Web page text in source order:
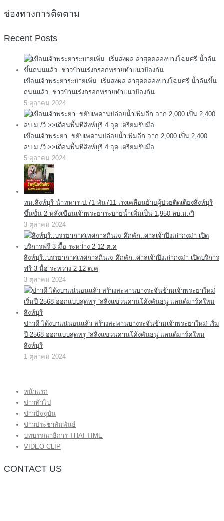
ช่องทางการติดตาม
Recent Posts
เขื่อนเจ้าพระยาระบายเพิ่ม..เริ่มส่งผล ล่าสุดคลองบางโฉมศรี น้ำล้นขึ้น
ถนนแล้ว..ชาวบ้านเร่งกรอกทรายทำแนวป้องกัน
5 ตุลาคม 2024
เขื่อนเจ้าพระยา..ขยับเพดานปล่อยน้ำเพิ่มอีก จาก 2,000 เป็น 2,400
ลบ.ม./วิ >>เตือนพื้นที่สิงห์บุรี 4 จุด เตรียมรับมือ
5 ตุลาคม 2024
ทม.สิงห์บุรี นำทหาร ป.71 พัน711 เร่งเคลื่อนย้ายผู้ป่วยติดเตียงสิงห์บุรี
ขึ้นชั้น 2 หลังเขื่อนเจ้าพระยาระบายน้ำเพิ่มเป็น 1,950 ลบ.ม./วิ
3 ตุลาคม 2024
สิงห์บุรี..บรรยากาศเทศกาลกินเจ คึกคัก..ศาลเจ้าปึงเถ่ากงม่า เปิดบริการ
ฟรี 3 มื้อ ระหว่าง 2-12 ต.ค
3 ตุลาคม 2024
ข่าวดี ได้งบฯแน่นอนแล้ว สร้างสะพานบางระจันข้ามเจ้าพระยาใหม่ เริ่ม
ปี 2568 ออกแบบสุดหรู “สลิงแขวนคานโค้งคันธนู”แลนด์มาร์คใหม่
สิงห์บุรี
1 ตุลาคม 2024
หน้าแรก
ข่าวทั่วไป
ข่าวปัจจุบัน
ข่าวประชาสัมพันธ์
บทบรรณาธิการ THAI TIME
VIDEO CLIP
CONTACT US